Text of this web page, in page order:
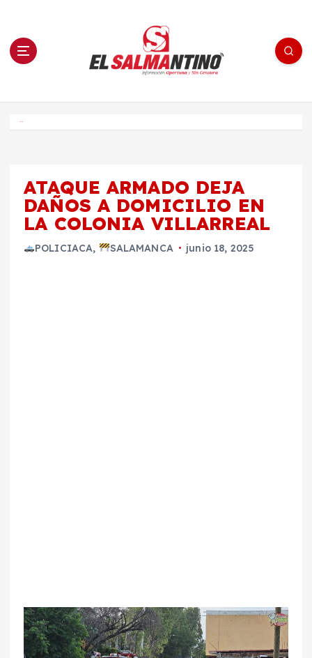
n El Salmantino - medios/noticias/editorial
ATAQUE ARMADO DEJA
DAÑOS A DOMICILIO EN
LA COLONIA VILLARREAL
POLICIACA, SALAMANCA junio 18, 2025